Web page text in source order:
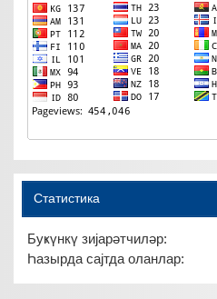
Статистика
Буҝүнкү зијарәтчиләр:
Һазырда сајтда оланлар: